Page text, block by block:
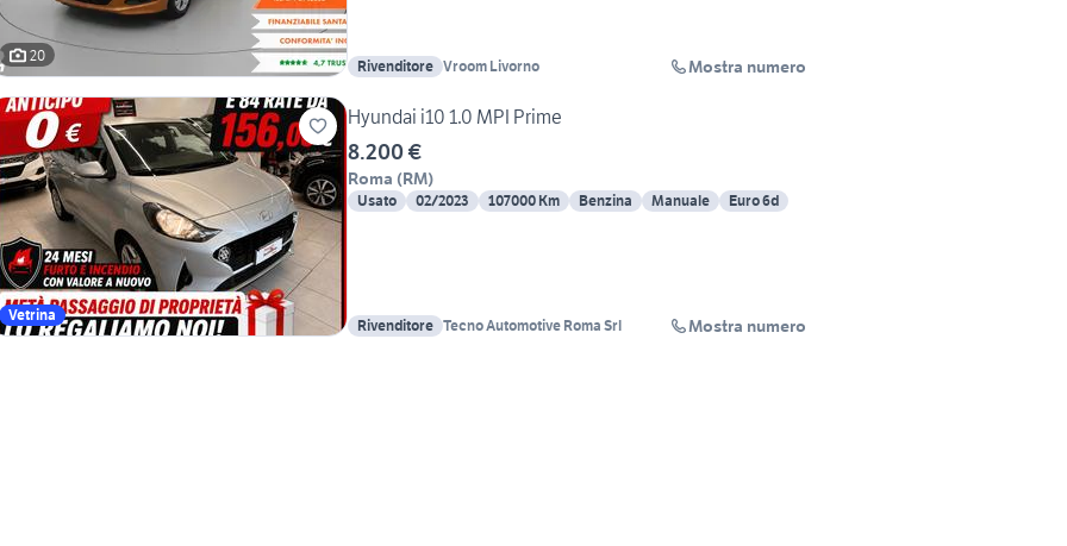
20
Rivenditore Vroom Livorno Mostra numero
Vetrina
Hyundai i10 1.0 MPI Prime
8.200 €
Roma (RM)
Usato 02/2023 107000 Km Benzina Manuale Euro 6d
Rivenditore Tecno Automotive Roma Srl Mostra numero